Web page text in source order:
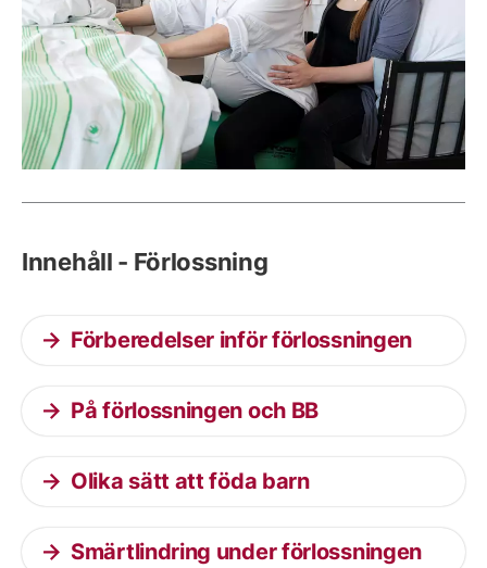
Innehåll - Förlossning
Förberedelser inför förlossningen
På förlossningen och BB
Olika sätt att föda barn
Smärtlindring under förlossningen